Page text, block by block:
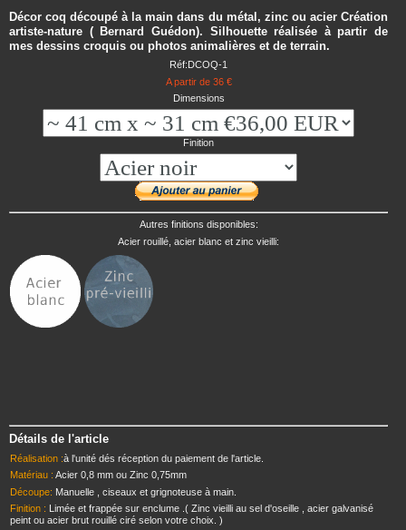
Décor coq découpé à la main dans du métal, zinc ou acier Création
artiste-nature ( Bernard Guédon). Silhouette réalisée à partir de
mes dessins croquis ou photos animalières et de terrain.
Réf:DCOQ-1
A partir de 36 €
Dimensions
Finition
Autres finitions disponibles:
Acier rouillé, acier blanc et zinc vieilli:
Détails de l'article
Réalisation :à l'unité dés réception du paiement de l'article.
Matériau : Acier 0,8 mm ou Zinc 0,75mm
Découpe: Manuelle , ciseaux et grignoteuse à main.
Finition : Limée et frappée sur enclume .( Zinc vieilli au sel d'oseille , acier galvanisé
peint ou acier brut rouillé ciré selon votre choix. )